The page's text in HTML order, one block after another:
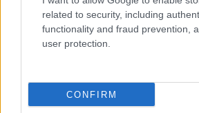
related to security, including
functionality and fraud prevention,
user protection.
CONFIRM